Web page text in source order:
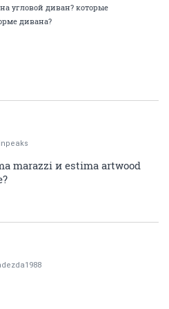
угловой диван? которые
дивана?
marazzi и estima artwood